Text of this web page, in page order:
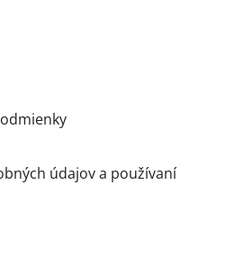
údajov a používaní